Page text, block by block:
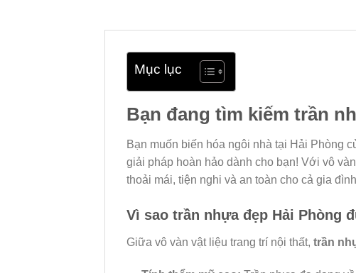
Mục lục
Bạn đang tìm kiếm trần
Bạn muốn biến hóa ngôi nhà tại Hải Phòng
giải pháp hoàn hảo dành cho bạn! Với vô
thoải mái, tiện nghi và an toàn cho cả gia
Vì sao trần nhựa đẹp Hải Phòng
Giữa vô vàn vật liệu trang trí nội thất, trần